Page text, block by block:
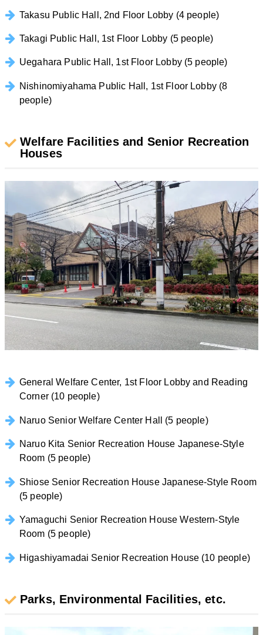
Takasu Public Hall, 2nd Floor Lobby (4 people)
Takagi Public Hall, 1st Floor Lobby (5 people)
Uegahara Public Hall, 1st Floor Lobby (5 people)
Nishinomiyahama Public Hall, 1st Floor Lobby (8
people)
Welfare Facilities and Senior Recreation
Houses
General Welfare Center, 1st Floor Lobby and Reading
Corner (10 people)
Naruo Senior Welfare Center Hall (5 people)
Naruo Kita Senior Recreation House Japanese-Style
Room (5 people)
Shiose Senior Recreation House Japanese-Style Room
(5 people)
Yamaguchi Senior Recreation House Western-Style
Room (5 people)
Higashiyamadai Senior Recreation House (10 people)
Parks, Environmental Facilities, etc.